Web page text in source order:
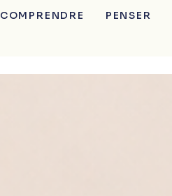
COMPRENDRE PENSER